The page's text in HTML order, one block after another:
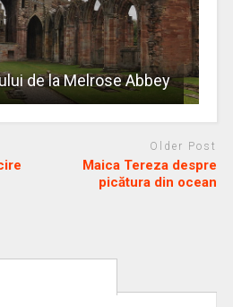
de la Melrose Abbey
Older Post
Maica Tereza despre
picătura din ocean